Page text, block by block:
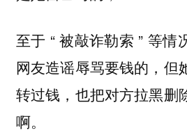
至于 “ 被敲诈勒索 ” 等情
网友造谣辱骂要钱的，但
转过钱，也把对方拉黑删
啊。